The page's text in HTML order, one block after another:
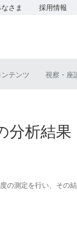
さま 採用情報
テンツ 視察・座
分析結果
の測定を行い、その